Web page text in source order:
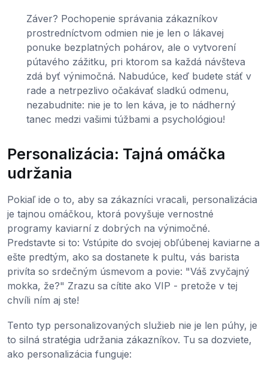
Záver? Pochopenie správania zákazníkov
prostredníctvom odmien nie je len o lákavej
ponuke bezplatných pohárov, ale o vytvorení
pútavého zážitku, pri ktorom sa každá návšteva
zdá byť výnimočná. Nabudúce, keď budete stáť v
rade a netrpezlivo očakávať sladkú odmenu,
nezabudnite: nie je to len káva, je to nádherný
tanec medzi vašimi túžbami a psychológiou!
Personalizácia: Tajná omáčka
udržania
Pokiaľ ide o to, aby sa zákazníci vracali, personalizácia
je tajnou omáčkou, ktorá povyšuje vernostné
programy kaviarní z dobrých na výnimočné.
Predstavte si to: Vstúpite do svojej obľúbenej kaviarne a
ešte predtým, ako sa dostanete k pultu, vás barista
privíta so srdečným úsmevom a povie: "Váš zvyčajný
mokka, že?" Zrazu sa cítite ako VIP - pretože v tej
chvíli ním aj ste!
Tento typ personalizovaných služieb nie je len púhy, je
to silná stratégia udržania zákazníkov. Tu sa dozviete,
ako personalizácia funguje: